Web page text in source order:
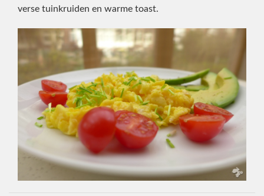
verse tuinkruiden en warme toast.